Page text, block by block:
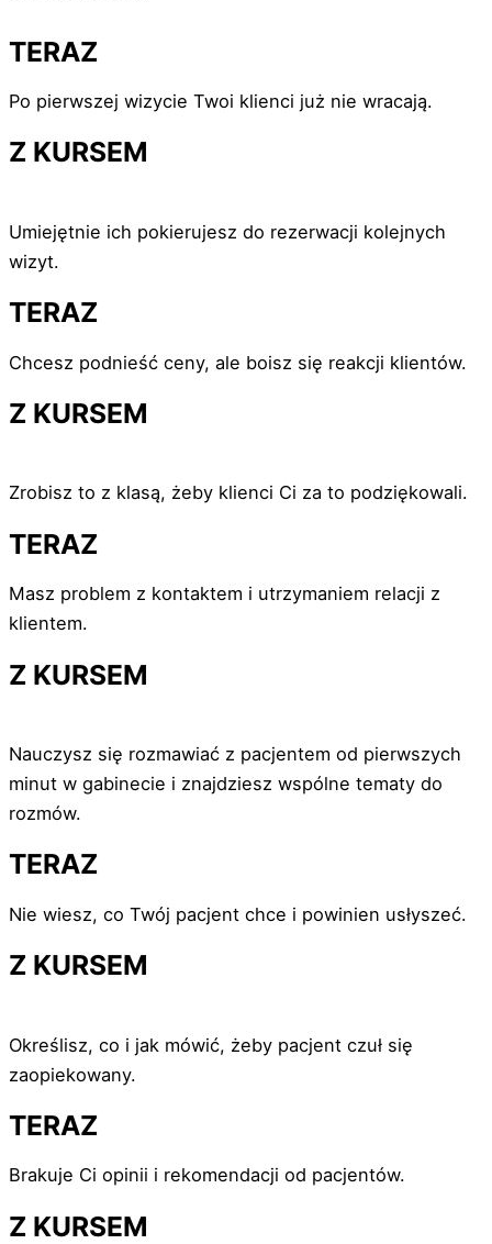
TERAZ
Po pierwszej wizycie Twoi klienci już nie wracają.
Z KURSEM
Umiejętnie ich pokierujesz do rezerwacji kolejnych
wizyt.
TERAZ
Chcesz podnieść ceny, ale boisz się reakcji klientów.
Z KURSEM
Zrobisz to z klasą, żeby klienci Ci za to podziękowali.
TERAZ
Masz problem z kontaktem i utrzymaniem relacji z
klientem.
Z KURSEM
Nauczysz się rozmawiać z pacjentem od pierwszych
minut w gabinecie i znajdziesz wspólne tematy do
rozmów.
TERAZ
Nie wiesz, co Twój pacjent chce i powinien usłyszeć.
Z KURSEM
Określisz, co i jak mówić, żeby pacjent czuł się
zaopiekowany.
TERAZ
Brakuje Ci opinii i rekomendacji od pacjentów.
Z KURSEM